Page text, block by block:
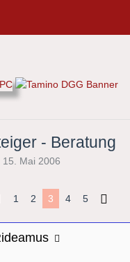
- Beratung
15. Mai 2006
1 2 3 4 5